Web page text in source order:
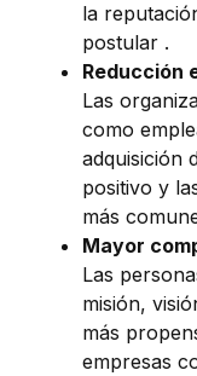
la
postular .
Reducción
Las
como
adquisición
positivo y
más
Mayor
Las
misión,
más
empresas